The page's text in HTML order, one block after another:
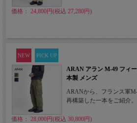
価格： 24,800円(税込 27,280円)
NEW PICK UP
ARAN アラン M-49 フィ
本製 メンズ
ARANから、フランス軍
再構築した一本をご紹介。
価格： 28,000円(税込 30,800円)